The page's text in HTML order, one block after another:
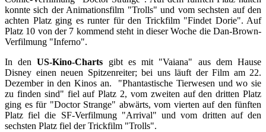
konnte sich der Animationsfilm "Trolls" und vom sechsten auf den
achten Platz ging es runter für den Trickfilm "Findet Dorie". Auf
Platz 10 von der 7 kommend steht in dieser Woche die Dan-Brown-
Verfilmung "Inferno".
In denUS-Kino-Charts gibt es mit "Vaiana" aus dem Hause
Disney einen neuen Spitzenreiter; bei uns läuft der Film am 22.
Dezember in den Kinos an. "Phantastische Tierwesen und wo sie
zu finden sind" fiel auf Platz 2, vom zweiten auf den dritten Platz
ging es für "Doctor Strange" abwärts, vom vierten auf den fünften
Platz fiel die SF-Verfilmung "Arrival" und vom dritten auf den
sechsten Platz fiel der Trickfilm "Trolls".